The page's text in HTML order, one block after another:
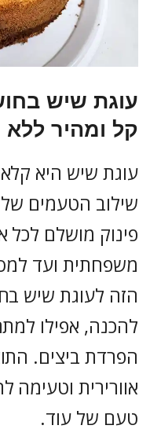
עוגת שיש
קל ומהיר
עוגת שיש היא
שילוב הטעמים של
פינוק מושלם
משפחתית ועד
הזה לעוגת שיש
להכנה, אפילו
הפרדת ביצים.
אוורירית
טעם של עוד.